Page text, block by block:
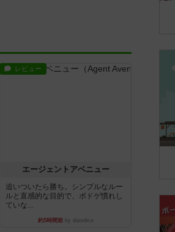
レビュー
エージェントアベニュー
追いついたら勝ち。シンプルなルー
ルと直感的な目的で、ボドゲ慣れし
ていな...
約5時間前by daisdice